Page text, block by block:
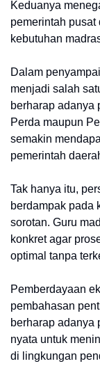
Keduanya
pemerintah
kebutuhan
Dalam
menjadi salah
berharap adanya
Perda maupun
semakin
pemerintah
Tak hanya itu,
berdampak pada
sorotan. Guru
konkret agar
optimal tanpa
Pemberdayaan
pembahasan
berharap adanya
nyata untuk
di lingkungan